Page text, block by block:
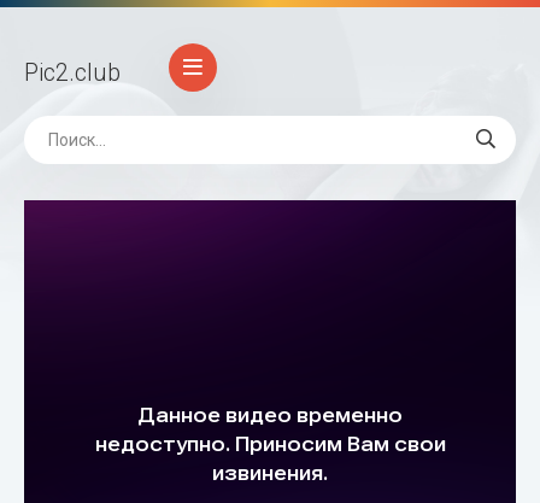
Pic2.club